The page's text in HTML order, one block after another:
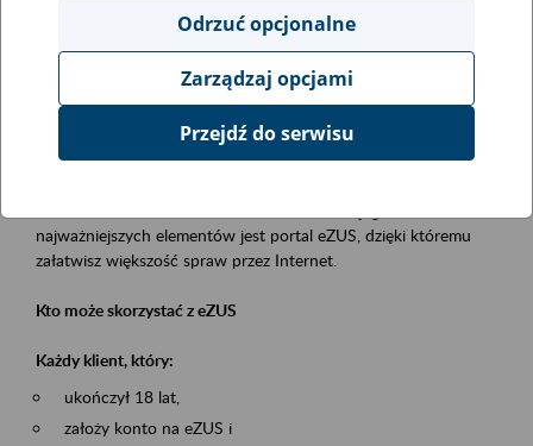
Obszar merytoryczny
obsługa klientów
Opis wydarzenia
Platforma Usług Elektronicznych eZUS
najważniejszych elementów jest portal eZUS, dzięki któremu
załatwisz większość spraw przez Internet.
Kto może skorzystać z eZUS
Każdy klient, który:
ukończył 18 lat,
założy konto na eZUS i
Odrzuć opcjonalne
Zarządzaj opcjami
Przejdź do serwisu